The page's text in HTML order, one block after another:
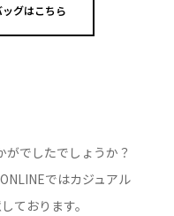
グはこちら
でしたでしょうか？
ではカジュアル
ております。